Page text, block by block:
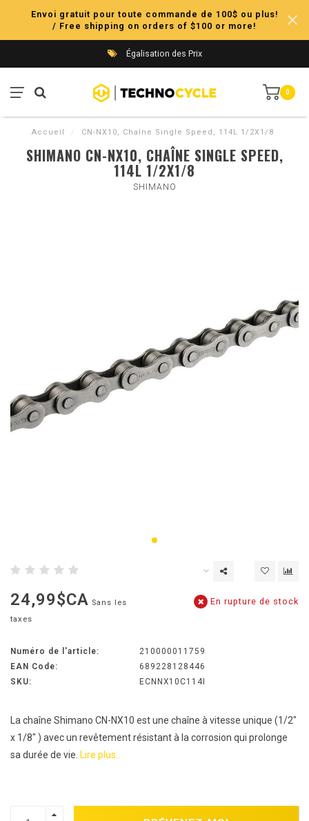
Envoi gratuit pour toute commande de 100$ ou plus!
/ Free shipping on orders of $100 or more!
Égalisation des Prix
0
Accueil / CN-NX10, Chaîne Single Speed, 114L 1/2X1/8
SHIMANO CN-NX10, CHAÎNE SINGLE SPEED,
114L 1/2X1/8
SHIMANO
24,99$CA Sans les
taxes
En rupture de stock
Numéro de l'article:
210000011759
EAN Code:
689228128446
SKU:
ECNNX10C114I
La chaîne Shimano CN-NX10 est une chaîne à vitesse unique (1/2"
x 1/8" ) avec un revêtement résistant à la corrosion qui prolonge
sa durée de vie. Lire plus..